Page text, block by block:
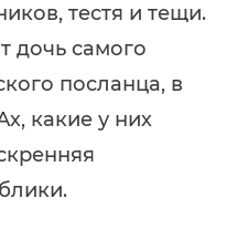
тестя и тещи.
дочь самого
посланца, в
какие у них